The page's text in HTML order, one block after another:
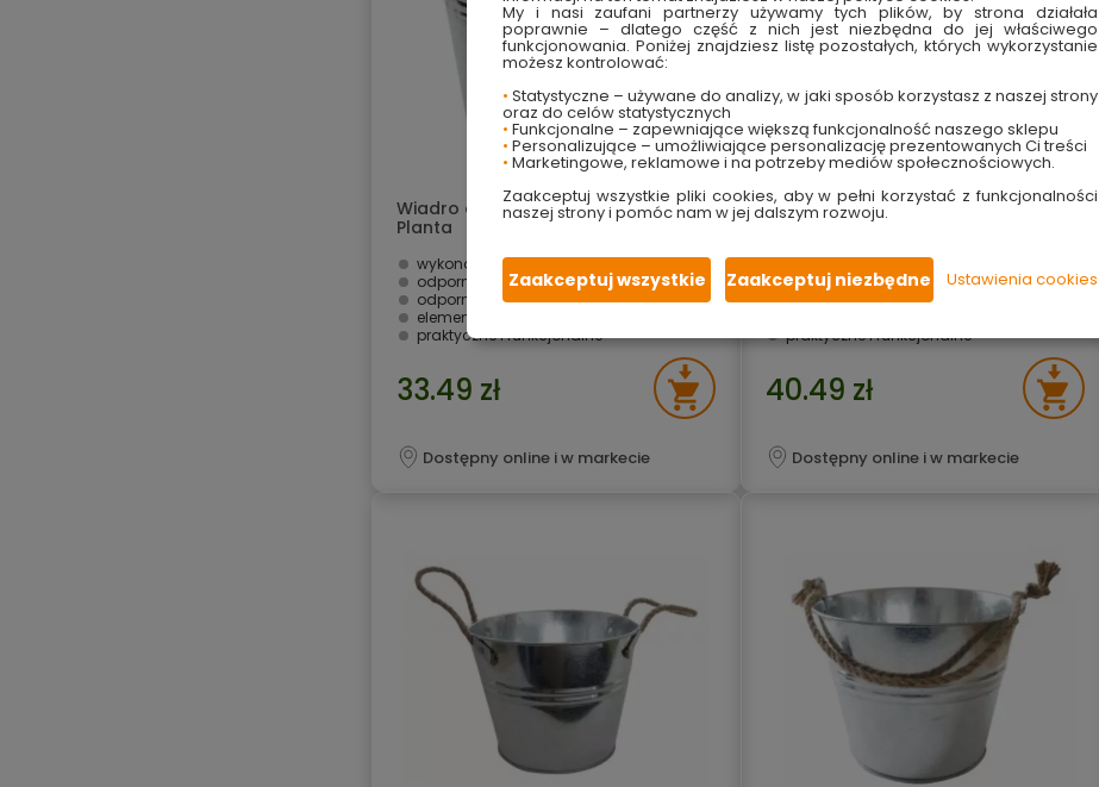
Wiadro ocynkowane srebrne 12 l
Planta
wykonane z blachy ocynkowanej
odporne na korozję
odporne na uszkodzenia mechaniczne
element dekoracyjny
praktyczne i funkcjonalne
33.49 zł
Dostępny online i w markecie
Wiadro ocynkowane srebrne 5 l
Planta
wykonane z blachy ocynkowanej
odporne na korozję
odporne na uszkodzenia mechaniczne
praktyczne i funkcjonalne
40.49 zł
Dostępny online i w markecie
My i nasi zaufani partnerzy używamy tych plików, by strona działała
poprawnie – dlatego część z nich jest niezbędna do jej właściwego
funkcjonowania. Poniżej znajdziesz listę pozostałych, których wykorzystanie
możesz kontrolować:
• Statystyczne – używane do analizy, w jaki sposób korzystasz z naszej strony
oraz do celów statystycznych
• Funkcjonalne – zapewniające większą funkcjonalność naszego sklepu
• Personalizujące – umożliwiające personalizację prezentowanych Ci treści
• Marketingowe, reklamowe i na potrzeby mediów społecznościowych.
Zaakceptuj wszystkie pliki cookies, aby w pełni korzystać z funkcjonalności
naszej strony i pomóc nam w jej dalszym rozwoju.
Zaakceptuj wszystkie Zaakceptuj niezbędne Ustawienia cookies